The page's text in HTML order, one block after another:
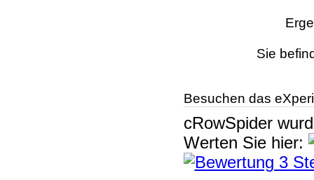
Sie
Besuchen das
cRowSpider
Werten Sie hier: